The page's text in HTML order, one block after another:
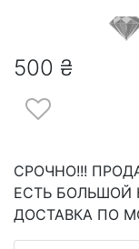
500 ₴
СРОЧНО!!!
ЕСТЬ БОЛЬШОЙ
ДОСТАВКА ПО